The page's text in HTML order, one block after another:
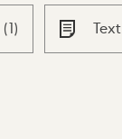
(1) Text